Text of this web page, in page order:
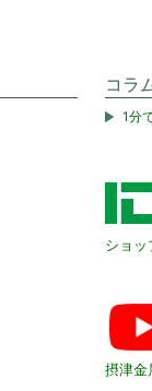
コラ
1分
ショッ
摂津金